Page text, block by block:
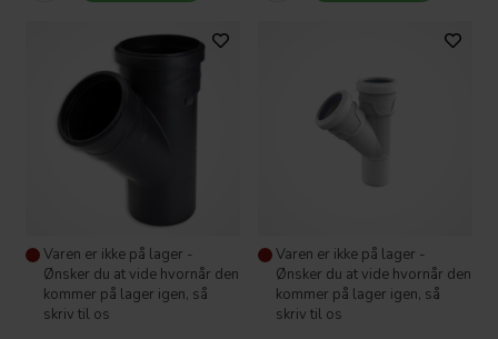
Varen er ikke på lager -
Ønsker du at vide hvornår den
kommer på lager igen, så
skriv til os
Varen er ikke på lager -
Ønsker du at vide hvornår den
kommer på lager igen, så
skriv til os